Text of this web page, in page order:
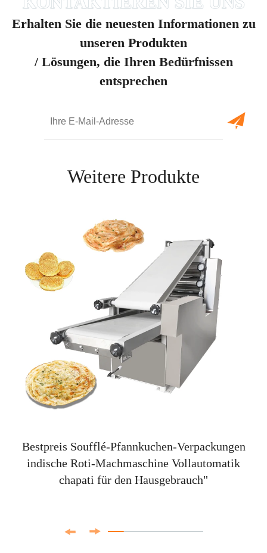
Erhalten Sie die neuesten Informationen zu
unseren Produkten
/ Lösungen, die Ihren Bedürfnissen
entsprechen
Weitere Produkte
Bestpreis Soufflé-Pfannkuchen-Verpackungen
indische Roti-Machmaschine Vollautomatik
chapati für den Hausgebrauch"